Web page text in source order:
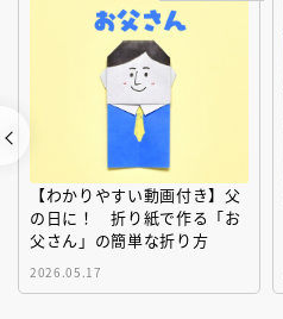
【わかりやすい動画付き】父
の日に！ 折り紙で作る「お
父さん」の簡単な折り方
2026.05.17